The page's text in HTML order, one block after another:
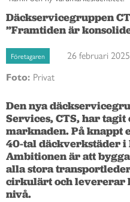
Däckservicegruppen
”Framtiden är
Företagaren 26 februari 2025
Foto: Privat
Den nya
Services, CTS, har
marknaden. På knappt
40-tal däckverkstäder i
Ambitionen är att
alla stora
cirkulärt och levererar
nivå.